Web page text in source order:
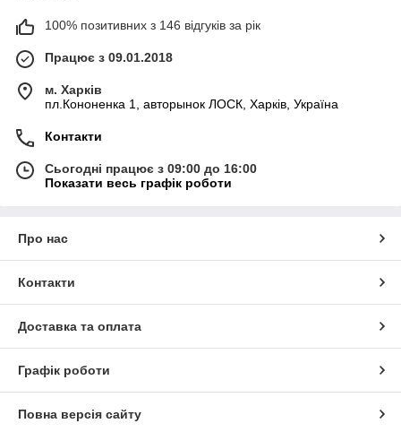
100% позитивних з 146 відгуків за рік
Працює з 09.01.2018
м. Харків
пл.Кононенка 1, авторынок ЛОСК, Харків, Україна
Контакти
Сьогодні працює з 09:00 до 16:00
Показати весь графік роботи
Про нас
Контакти
Доставка та оплата
Графік роботи
Повна версія сайту